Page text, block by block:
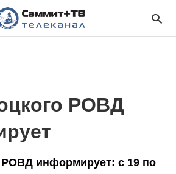
РОВД
информирует: с 19 по